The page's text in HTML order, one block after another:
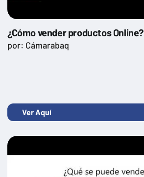
¿Cómo vender productos Online?
por: Cámarabaq
Ver Aquí